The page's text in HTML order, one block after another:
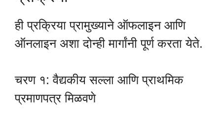
ही प्रक्रिया प्रामुख्याने ऑफलाइन आणि
ऑनलाइन अशा दोन्ही मार्गांनी पूर्ण करता येते.
चरण १: वैद्यकीय सल्ला आणि प्राथमिक
प्रमाणपत्र मिळवणे